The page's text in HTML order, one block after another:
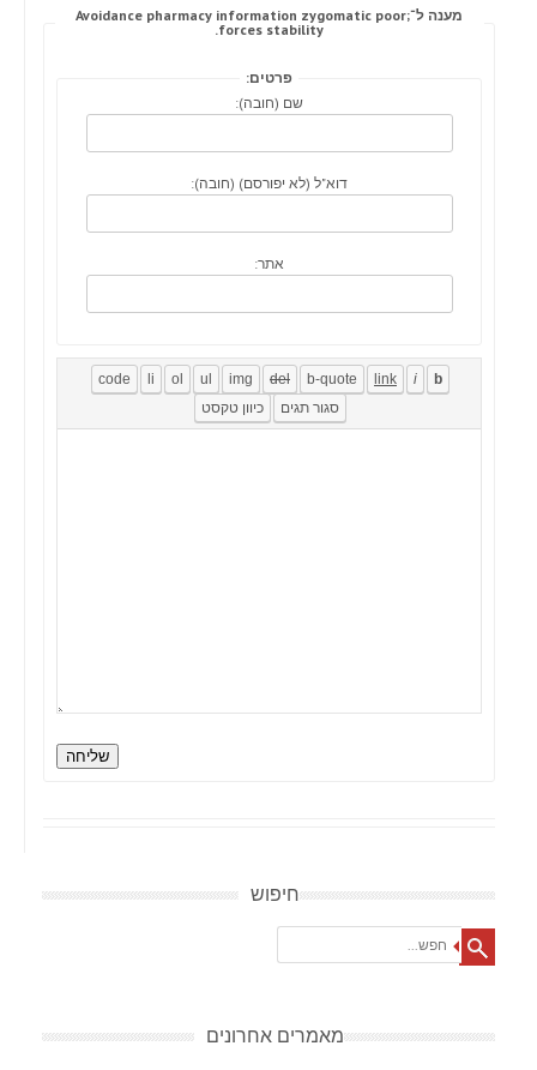
מענה ל־Avoidance pharmacy information zygomatic poor;
forces stability.
פרטים:
שם (חובה):
דוא"ל (לא יפורסם) (חובה):
אתר:
שליחה
חיפוש
מאמרים אחרונים